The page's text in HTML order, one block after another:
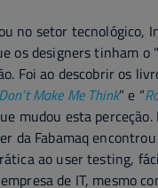
no setor tecnológico,
os designers tinham o
Foi ao descobrir os
Don’t Make Me Think” e “
mudou esta
da Fabamaq
ao user testing,
de IT, mesmo